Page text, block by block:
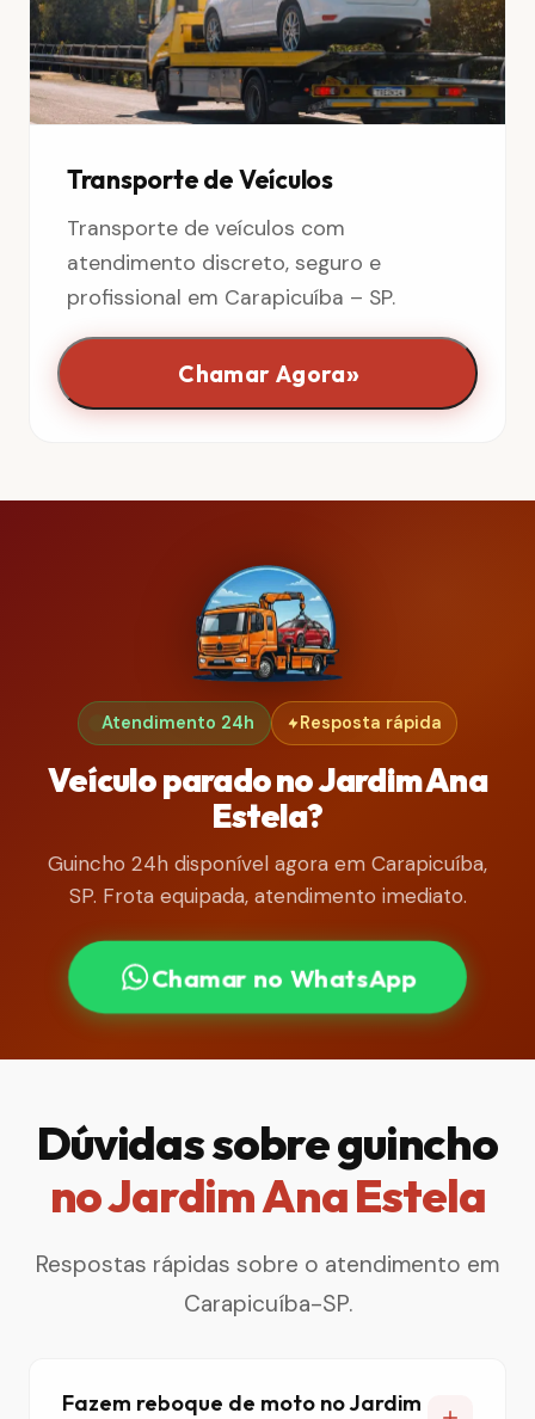
Transporte de Veículos
Transporte de veículos com
atendimento discreto, seguro e
profissional em Carapicuíba – SP.
Chamar Agora»
Atendimento 24h Resposta rápida
Veículo parado no Jardim Ana
Estela?
Guincho 24h disponível agora em Carapicuíba,
SP. Frota equipada, atendimento imediato.
Chamar no WhatsApp
Dúvidas sobre guincho
no Jardim Ana Estela
Respostas rápidas sobre o atendimento em
Carapicuíba-SP.
Fazem reboque de moto no Jardim